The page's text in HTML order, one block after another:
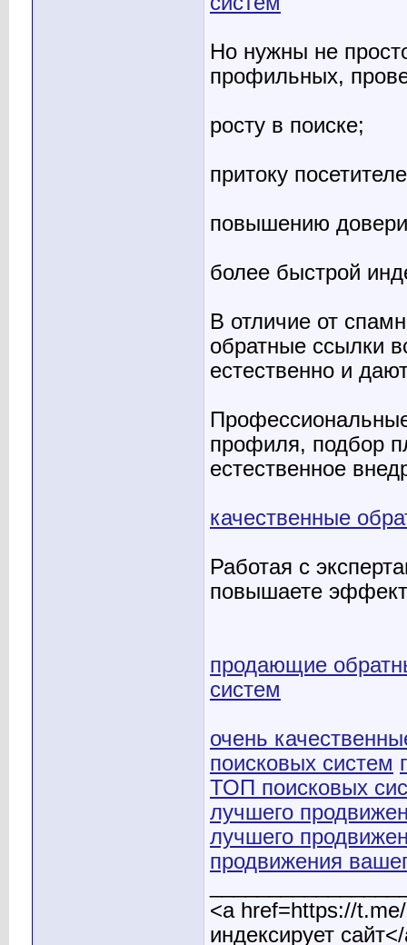
Но нужны не
профильных,
росту в поиске;
притоку
повышению
более быстрой
В отличие от
обратные ссылки
естественно и
профиля, подбор
естественное
качественные
Работая с
повышаете
продающие
систем
очень
поисковых систем
ТОП поисковых
лучшего
лучшего
продвижения
<a href=https://
индексирует